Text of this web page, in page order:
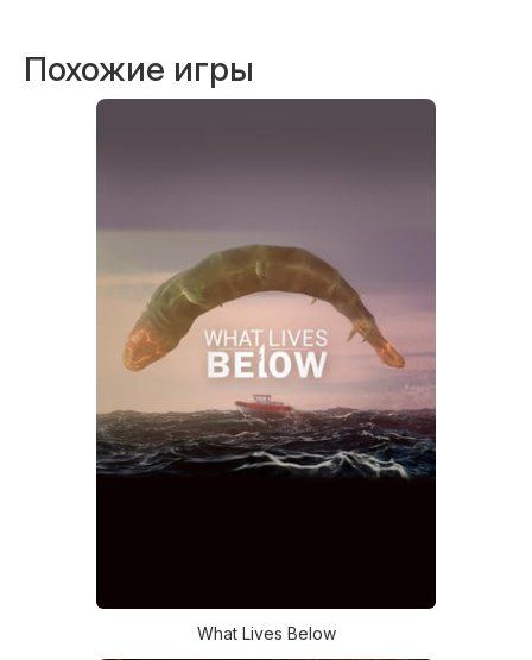
Похожие игры
What Lives Below